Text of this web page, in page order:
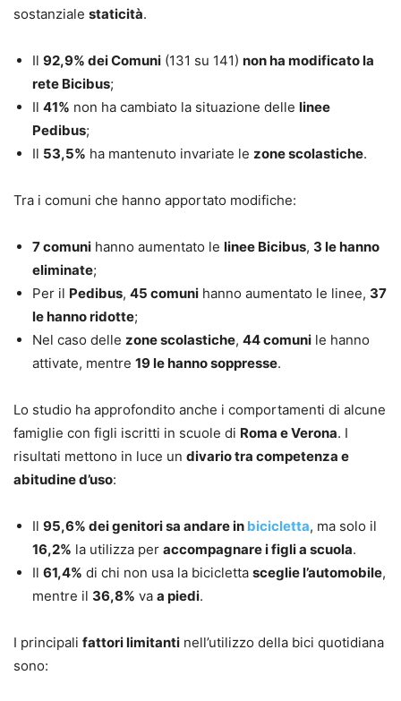
sostanziale staticità.
Il 92,9% dei Comuni (131 su 141) non ha modificato la
rete Bicibus;
Il 41% non ha cambiato la situazione delle linee
Pedibus;
Il 53,5% ha mantenuto invariate le zone scolastiche.
Tra i comuni che hanno apportato modifiche:
7 comuni hanno aumentato le linee Bicibus, 3 le hanno
eliminate;
Per il Pedibus, 45 comuni hanno aumentato le linee, 37
le hanno ridotte;
Nel caso delle zone scolastiche, 44 comuni le hanno
attivate, mentre 19 le hanno soppresse.
Lo studio ha approfondito anche i comportamenti di alcune
famiglie con figli iscritti in scuole di Roma e Verona. I
risultati mettono in luce un divario tra competenza e
abitudine d’uso:
Il 95,6% dei genitori sa andare in bicicletta, ma solo il
16,2% la utilizza per accompagnare i figli a scuola.
Il 61,4% di chi non usa la bicicletta sceglie l’automobile,
mentre il 36,8% va a piedi.
I principali fattori limitanti nell’utilizzo della bici quotidiana
sono: